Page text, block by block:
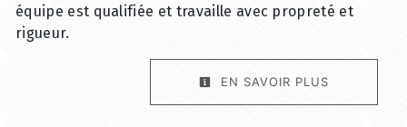
équipe est qualifiée et travaille avec propreté et
rigueur.
EN SAVOIR PLUS